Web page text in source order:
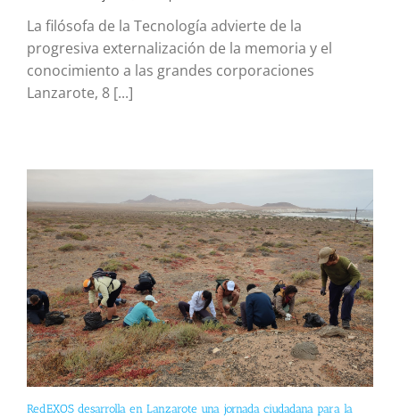
La filósofa de la Tecnología advierte de la
progresiva externalización de la memoria y el
conocimiento a las grandes corporaciones
Lanzarote, 8 [...]
RedEXOS desarrolla en Lanzarote una jornada ciudadana para la